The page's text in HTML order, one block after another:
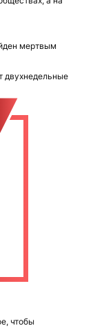
мертвым
двухнедельные
чтобы